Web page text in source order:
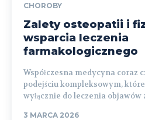
CHOROBY
Zalety osteopatii i
wsparcia leczenia
farmakologicznego
Współczesna medycyna coraz
podejściu kompleksowym,
wyłącznie do leczenia objawów
3 MARCA 2026